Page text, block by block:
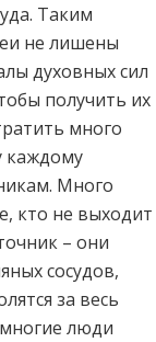
Таким
не лишены
духовных сил
получить их
много
каждому
Много
кто не выходит
– они
сосудов,
за весь
люди